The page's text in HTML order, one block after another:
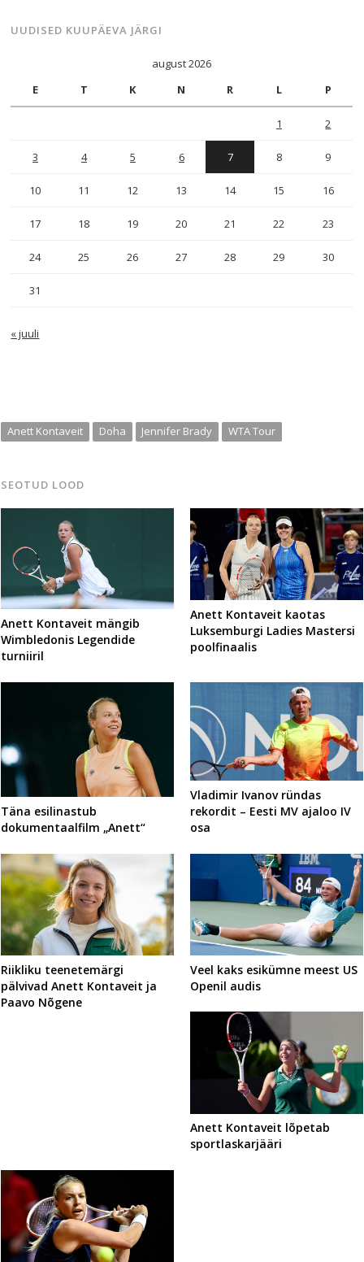
UUDISED KUUPÄEVA JÄRGI
august 2026
E
T K N R L P
1 2
3 4 5 6 7 8 9
10 11 12 13 14 15 16
17 18 19 20 21 22 23
24 25 26 27 28 29 30
31
« juuli
Anett Kontaveit Doha Jennifer Brady WTA Tour
SEOTUD LOOD
Anett Kontaveit mängib
Wimbledonis Legendide
turniiril
Anett Kontaveit kaotas
Luksemburgi Ladies Mastersi
poolfinaalis
Täna esilinastub
dokumentaalfilm „Anett“
Vladimir Ivanov ründas
rekordit – Eesti MV ajaloo IV
osa
Riikliku teenetemärgi
pälvivad Anett Kontaveit ja
Paavo Nõgene
Veel kaks esikümne meest US
Openil audis
Anett Kontaveit lõpetab
sportlaskarjääri